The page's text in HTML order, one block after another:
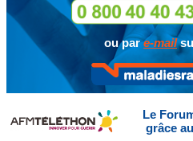
ou pare-mail
Le
grâce